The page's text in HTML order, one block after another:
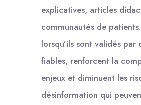
explicatives, articles
communautés de
lorsqu’ils sont validés par
fiables, renforcent la
enjeux et diminuent les
désinformation qui